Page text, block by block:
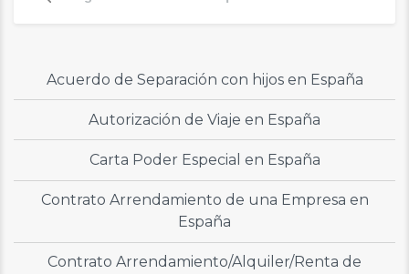
Acuerdo de Separación con hijos en España
Autorización de Viaje en España
Carta Poder Especial en España
Contrato Arrendamiento de una Empresa en
España
Contrato Arrendamiento/Alquiler/Renta de